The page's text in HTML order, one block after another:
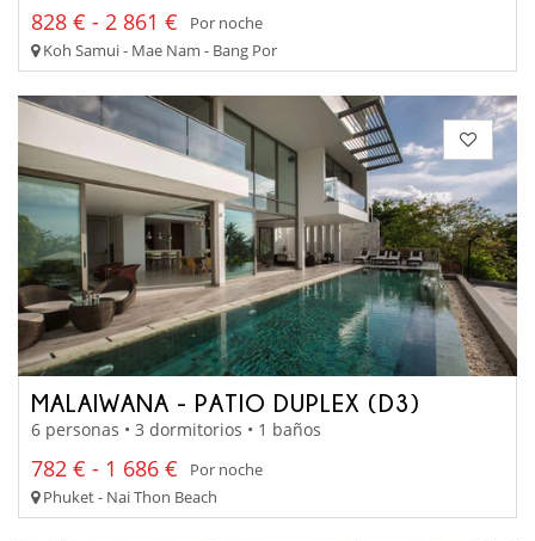
828 € - 2 861 €
Por noche
Koh Samui - Mae Nam - Bang Por
MALAIWANA - PATIO DUPLEX (D3)
6 personas • 3 dormitorios • 1 baños
782 € - 1 686 €
Por noche
Phuket - Nai Thon Beach